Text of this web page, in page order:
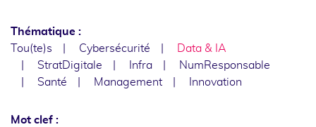
Thématique :
Tou(te)s
Cybersécurité
Data & IA
StratDigitale
Infra
NumResponsable
Santé
Management Innovation
Mot clef :